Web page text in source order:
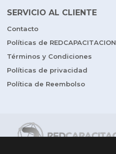
SERVICIO AL CLIENTE
Contacto
Políticas de REDCAPACITACION
Términos y Condiciones
Políticas de privacidad
Política de Reembolso